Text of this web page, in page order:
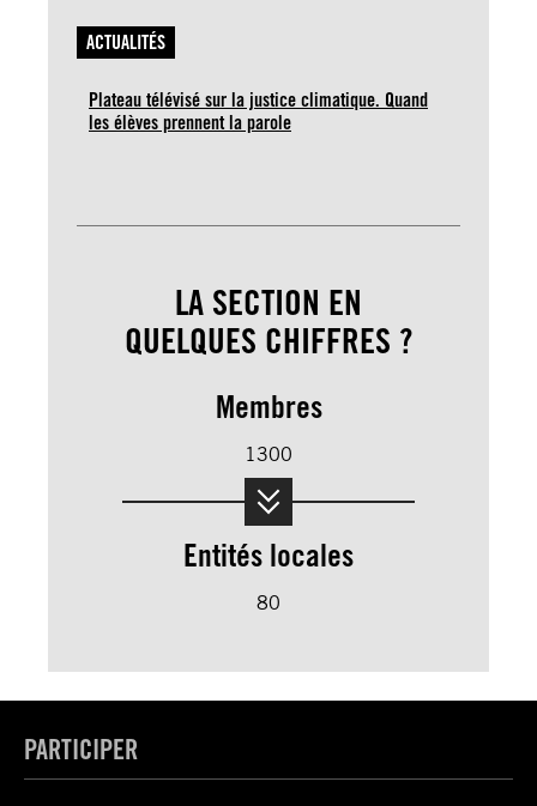
ACTUALITÉS
Plateau télévisé sur la justice climatique. Quand
les élèves prennent la parole
LA SECTION EN
QUELQUES CHIFFRES ?
Membres
1300
Entités locales
80
PARTICIPER